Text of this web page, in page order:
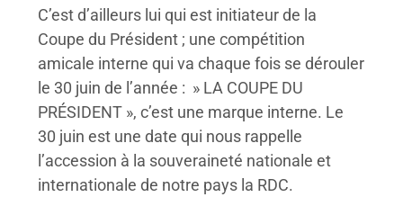
C’est d’ailleurs lui qui est initiateur de la
Coupe du Président ; une compétition
amicale interne qui va chaque fois se dérouler
le 30 juin de l’année : » LA COUPE DU
PRÉSIDENT », c’est une marque interne. Le
30 juin est une date qui nous rappelle
l’accession à la souveraineté nationale et
internationale de notre pays la RDC.